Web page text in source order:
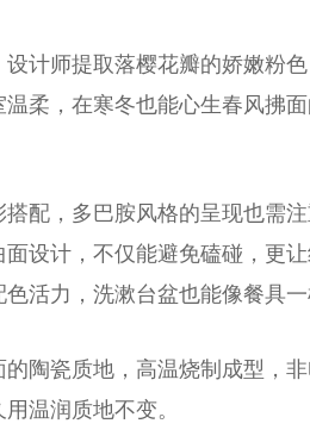
设计师提取落樱花瓣的娇嫩粉
柔，在寒冬也能心生春风拂面
搭配，多巴胺风格的呈现也需
面设计，不仅能避免磕碰，更
活力，洗漱台盆也能像餐具一
的陶瓷质地，高温烧制成型，非
温润质地不变。